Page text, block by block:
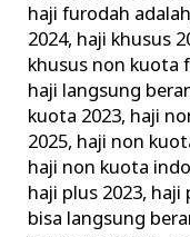
haji furodah
2024, haji khusus
khusus non kuota
haji langsung
kuota 2023, haji
2025, haji non
haji non kuota
haji plus 2023, haji
bisa langsung